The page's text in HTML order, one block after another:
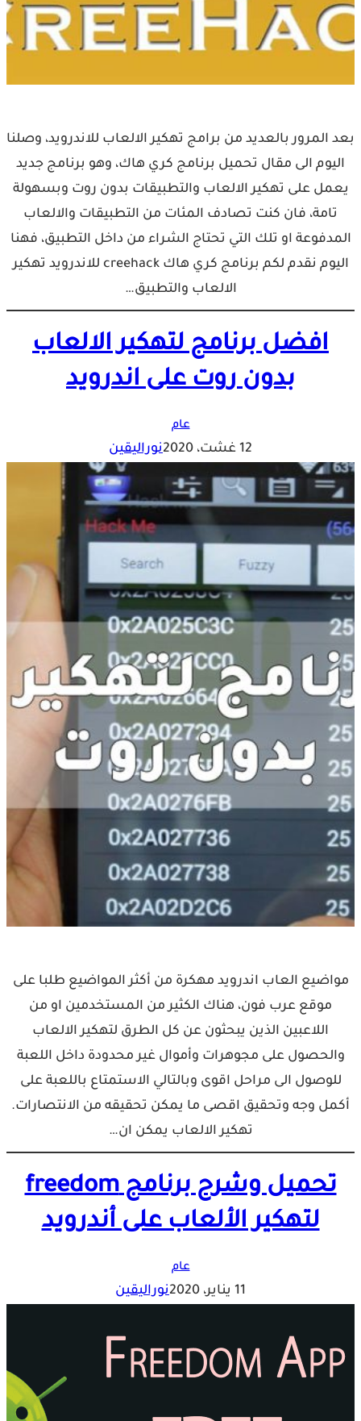
بعد المرور بالعديد من برامج تهكير الالعاب للاندرويد، وصلنا
اليوم الى مقال تحميل برنامج كري هاك، وهو برنامج جديد
يعمل على تهكير الالعاب والتطبيقات بدون روت وبسهولة
تامة، فان كنت تصادف المئات من التطبيقات والالعاب
المدفوعة او تلك التي تحتاج الشراء من داخل التطبيق، فهنا
اليوم نقدم لكم برنامج كري هاك creehack للاندرويد تهكير
الالعاب والتطبيق…
افضل برنامج لتهكير الالعاب
بدون روت على اندرويد
عام
12 غشت، 2020 نوراليقين
مواضيع العاب اندرويد مهكرة من أكثر المواضيع طلبا على
موقع عرب فون، هناك الكثير من المستخدمين او من
اللاعبين الذين يبحثون عن كل الطرق لتهكير الالعاب
والحصول على مجوهرات وأموال غير محدودة داخل اللعبة
للوصول الى مراحل اقوى وبالتالي الاستمتاع باللعبة على
أكمل وجه وتحقيق اقصى ما يمكن تحقيقه من الانتصارات.
تهكير الالعاب يمكن ان…
تحميل وشرح برنامج freedom
لتهكير الألعاب على أندرويد
عام
11 يناير، 2020 نوراليقين